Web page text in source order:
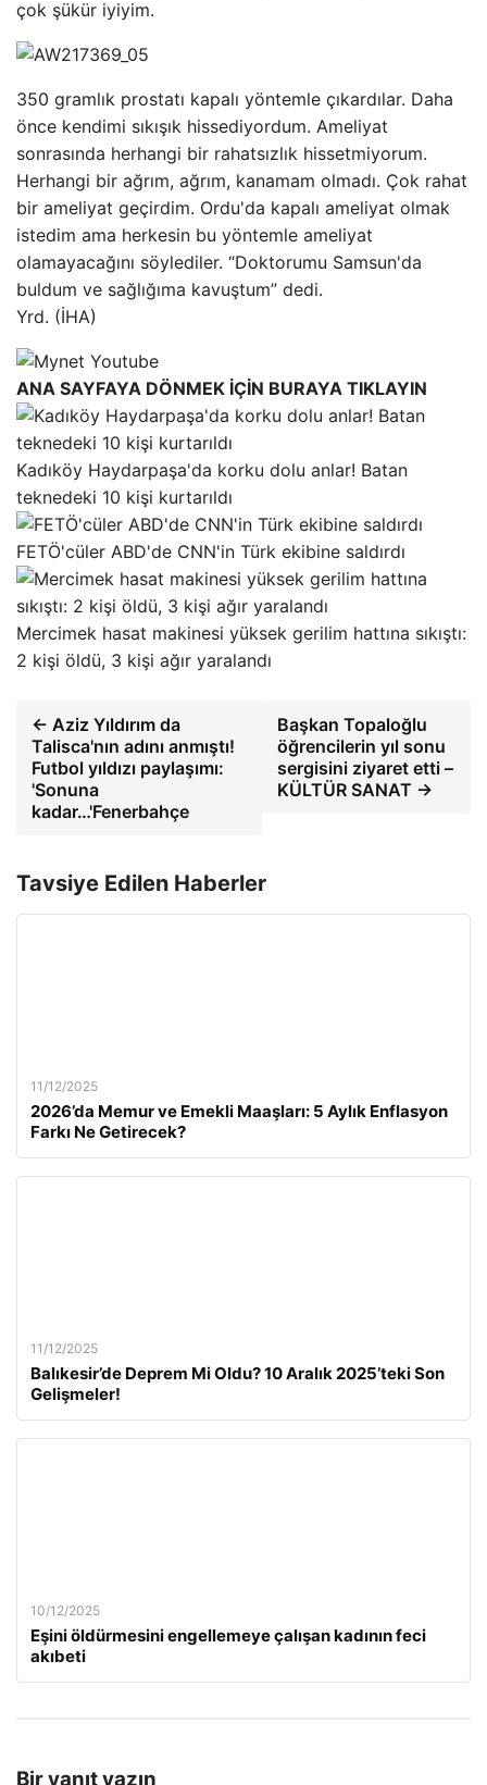
çok şükür iyiyim.
350 gramlık prostatı kapalı yöntemle çıkardılar. Daha
önce kendimi sıkışık hissediyordum. Ameliyat
sonrasında herhangi bir rahatsızlık hissetmiyorum.
Herhangi bir ağrım, ağrım, kanamam olmadı. Çok rahat
bir ameliyat geçirdim. Ordu'da kapalı ameliyat olmak
istedim ama herkesin bu yöntemle ameliyat
olamayacağını söylediler. “Doktorumu Samsun'da
buldum ve sağlığıma kavuştum” dedi.
Yrd. (İHA)
ANA SAYFAYA DÖNMEK İÇİN BURAYA TIKLAYIN
Kadıköy Haydarpaşa'da korku dolu anlar! Batan
teknedeki 10 kişi kurtarıldı
FETÖ'cüler ABD'de CNN'in Türk ekibine saldırdı
Mercimek hasat makinesi yüksek gerilim hattına sıkıştı:
2 kişi öldü, 3 kişi ağır yaralandı
← Aziz Yıldırım da
Talisca'nın adını anmıştı!
Futbol yıldızı paylaşımı:
'Sonuna
kadar…'Fenerbahçe
Başkan Topaloğlu
öğrencilerin yıl sonu
sergisini ziyaret etti –
KÜLTÜR SANAT →
Tavsiye Edilen Haberler
11/12/2025
2026’da Memur ve Emekli Maaşları: 5 Aylık Enflasyon
Farkı Ne Getirecek?
11/12/2025
Balıkesir’de Deprem Mi Oldu? 10 Aralık 2025’teki Son
Gelişmeler!
10/12/2025
Eşini öldürmesini engellemeye çalışan kadının feci
akıbeti
Bir yanıt yazın